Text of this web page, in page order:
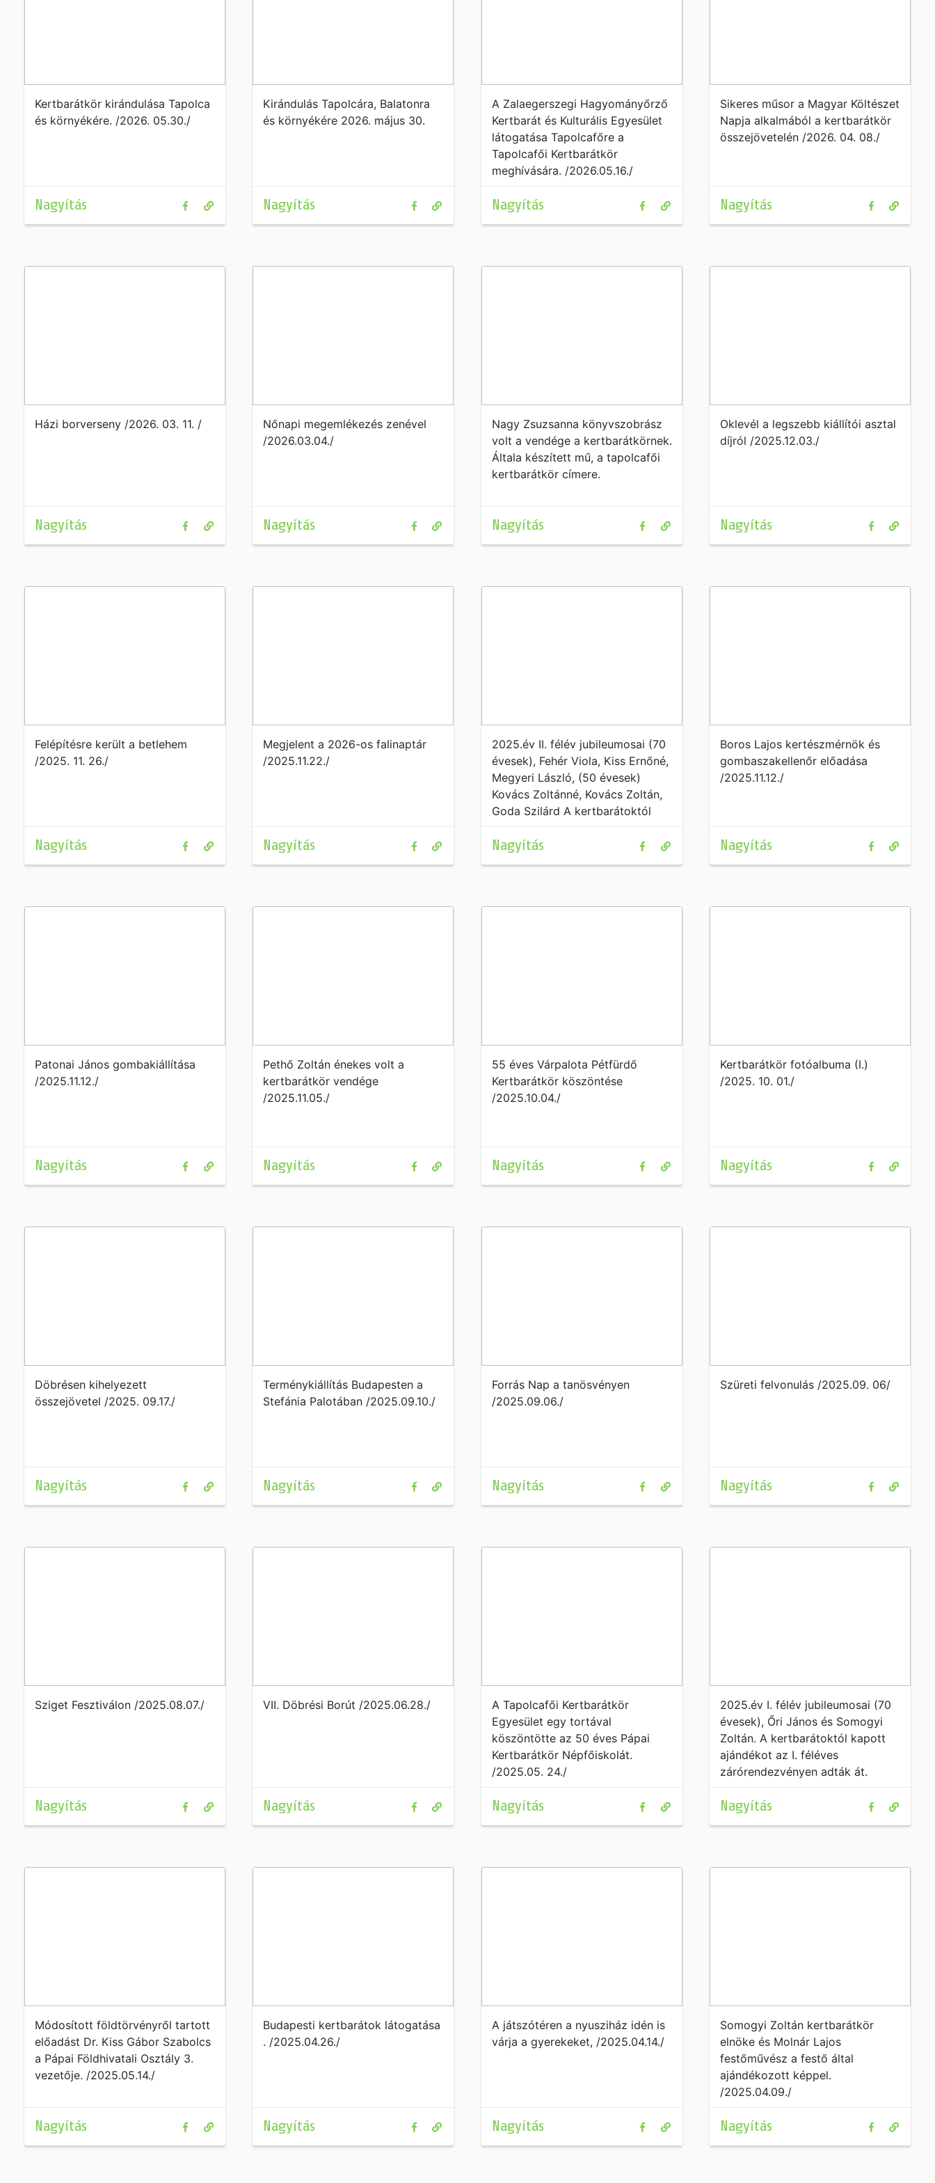
Kertbarátkör kirándulása Tapolca
és környékére. /2026. 05.30./
Nagyítás
Kirándulás Tapolcára, Balatonra
és környékére 2026. május 30.
Nagyítás
A Zalaegerszegi Hagyományőrző
Kertbarát és Kulturális Egyesület
látogatása Tapolcafőre a
Tapolcafői Kertbarátkör
meghívására. /2026.05.16./
Nagyítás
Sikeres műsor a Magyar Költészet
Napja alkalmából a kertbarátkör
összejövetelén /2026. 04. 08./
Nagyítás
Házi borverseny /2026. 03. 11. /
Nagyítás
Nőnapi megemlékezés zenével
/2026.03.04./
Nagyítás
Nagy Zsuzsanna könyvszobrász
volt a vendége a kertbarátkörnek.
Általa készített mű, a tapolcafői
kertbarátkör címere.
Nagyítás
Oklevél a legszebb kiállítói asztal
díjról /2025.12.03./
Nagyítás
Felépítésre került a betlehem
/2025. 11. 26./
Nagyítás
Megjelent a 2026-os falinaptár
/2025.11.22./
Nagyítás
2025.év II. félév jubileumosai (70
évesek), Fehér Viola, Kiss Ernőné,
Megyeri László, (50 évesek)
Kovács Zoltánné, Kovács Zoltán,
Goda Szilárd A kertbarátoktól
zárórendezvényen adták át.
/2025. 11. 21./
Nagyítás
Boros Lajos kertészmérnök és
gombaszakellenőr előadása
/2025.11.12./
Nagyítás
Patonai János gombakiállítása
/2025.11.12./
Nagyítás
Pethő Zoltán énekes volt a
kertbarátkör vendége
/2025.11.05./
Nagyítás
55 éves Várpalota Pétfürdő
Kertbarátkör köszöntése
/2025.10.04./
Nagyítás
Kertbarátkör fotóalbuma (I.)
/2025. 10. 01./
Nagyítás
Döbrésen kihelyezett
összejövetel /2025. 09.17./
Nagyítás
Terménykiállítás Budapesten a
Stefánia Palotában /2025.09.10./
Nagyítás
Forrás Nap a tanösvényen
/2025.09.06./
Nagyítás
Szüreti felvonulás /2025.09. 06/
Nagyítás
Sziget Fesztiválon /2025.08.07./
Nagyítás
VII. Döbrési Borút /2025.06.28./
Nagyítás
A Tapolcafői Kertbarátkör
Egyesület egy tortával
köszöntötte az 50 éves Pápai
Kertbarátkör Népfőiskolát.
/2025.05. 24./
Nagyítás
2025.év I. félév jubileumosai (70
évesek), Őri János és Somogyi
Zoltán. A kertbarátoktól kapott
ajándékot az I. féléves
zárórendezvényen adták át.
Nagyítás
Módosított földtörvényről tartott
előadást Dr. Kiss Gábor Szabolcs
a Pápai Földhivatali Osztály 3.
vezetője. /2025.05.14./
Nagyítás
Budapesti kertbarátok látogatása
. /2025.04.26./
Nagyítás
A játszótéren a nyusziház idén is
várja a gyerekeket, /2025.04.14./
Nagyítás
Somogyi Zoltán kertbarátkör
elnöke és Molnár Lajos
festőművész a festő által
ajándékozott képpel.
/2025.04.09./
Nagyítás